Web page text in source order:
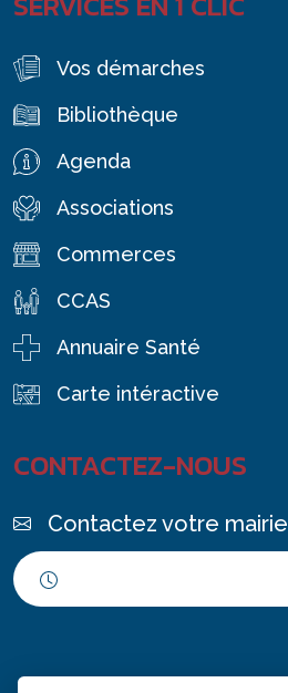
Vos démarches
Bibliothèque
Agenda
Associations
Commerces
CCAS
Annuaire Santé
Carte intéractive
CONTACTEZ-NOUS
Contactez votre mairie